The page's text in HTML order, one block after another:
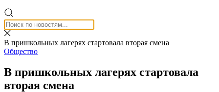
В пришкольных лагерях стартовала вторая смена
Общество
В пришкольных лагерях стартовала
вторая смена